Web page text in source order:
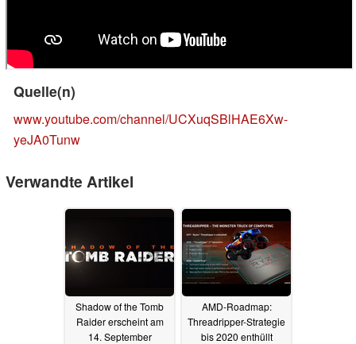
Quelle(n)
www.youtube.com/channel/UCXuqSBlHAE6Xw-
yeJA0Tunw
Verwandte Artikel
Shadow of the Tomb
Raider erscheint am
14. September
AMD-Roadmap:
Threadripper-Strategie
bis 2020 enthüllt